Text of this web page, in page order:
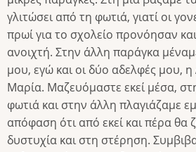
γλιτώσει από τη φωτιά, γιατί οι
πρωί για το σχολείο προνόησαν
ανοιχτή. Στην άλλη παράγκα
μου, εγώ και οι δύο αδελφές μου, η
Μαρία. Μαζευόμαστε εκεί μέσα,
φωτιά και στην άλλη πλαγιάζαμε
απόφαση ότι από εκεί και πέρα θα
δυστυχία και στη στέρηση.